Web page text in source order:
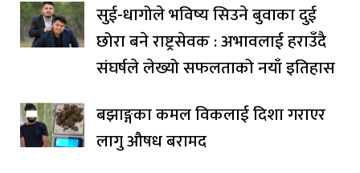
सुई-धागोले भविष्य सिउने बुवाका दुई
छोरा बने राष्ट्रसेवक : अभावलाई हराउँदै
संघर्षले लेख्यो सफलताको नयाँ इतिहास
बझाङ्गका कमल विकलाई दिशा गराएर
लागु औषध बरामद